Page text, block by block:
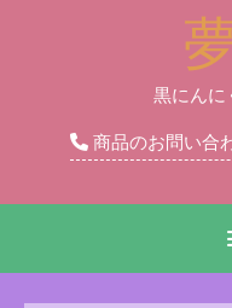
黒にんに
商品のお問い合